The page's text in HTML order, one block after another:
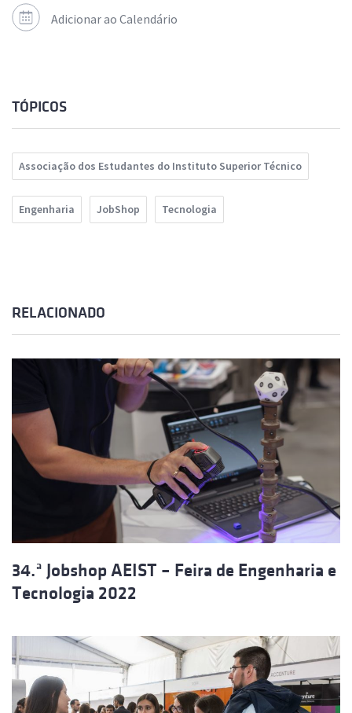
Adicionar ao Calendário
TÓPICOS
Associação dos Estudantes do Instituto Superior Técnico
Engenharia JobShop Tecnologia
RELACIONADO
34.ª Jobshop AEIST – Feira de Engenharia e
Tecnologia 2022